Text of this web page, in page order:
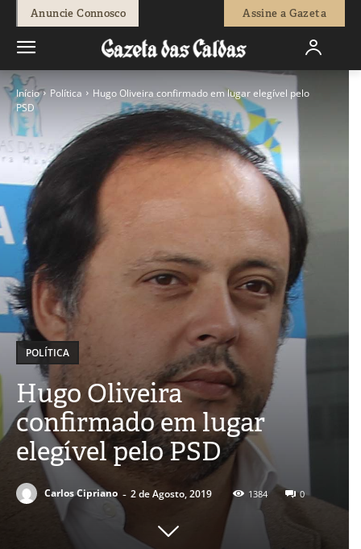
Anuncie Connosco Assine a Gazeta
Início Política
Hugo Oliveira confirmado em lugar elegível pelo
PSD
POLÍTICA
Hugo Oliveira
confirmado em lugar
elegível pelo PSD
Carlos Cipriano - 2 de Agosto, 2019 1384 0